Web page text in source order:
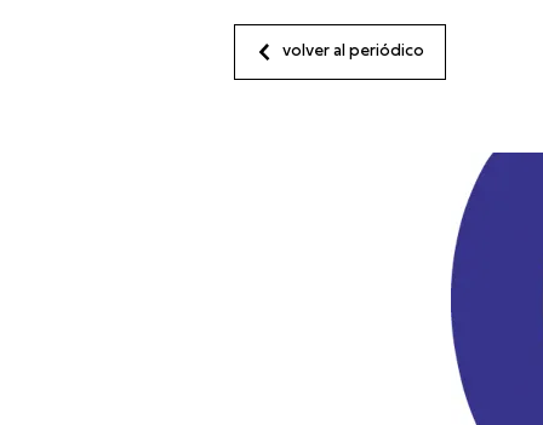
volver al periódico